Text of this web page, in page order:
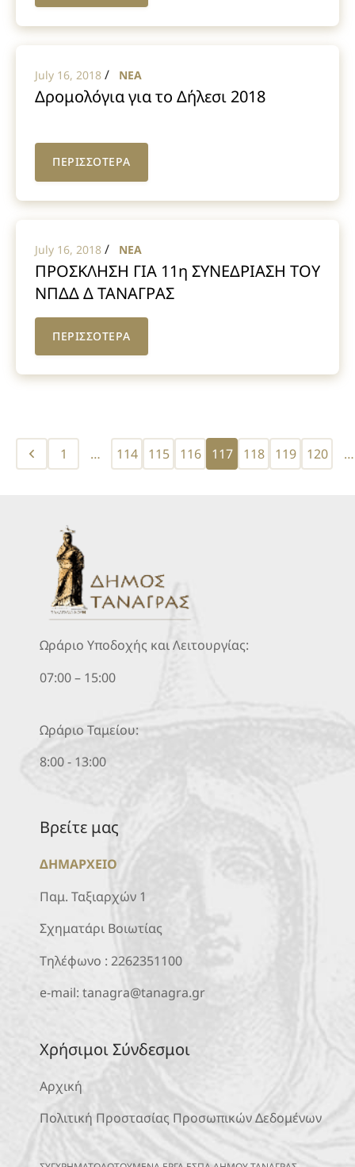
July 16, 2018 / NEA
Δρομολόγια για το Δήλεσι 2018
ΠΕΡΙΣΣΟΤΕΡΑ
July 16, 2018 / NEA
ΠΡΟΣΚΛΗΣΗ ΓΙΑ 11η ΣΥΝΕΔΡΙΑΣΗ ΤΟΥ
ΝΠΔΔ Δ ΤΑΝΑΓΡΑΣ
ΠΕΡΙΣΣΟΤΕΡΑ
Posts
1 … 114 115 116 117 118 119 120 …
Ωράριο Υποδοχής και Λειτουργίας:
07:00 – 15:00
Ωράριο Ταμείου:
8:00 - 13:00
Βρείτε μας
ΔΗΜΑΡΧΕΙΟ
Παμ. Ταξιαρχών 1
Σχηματάρι Βοιωτίας
Τηλέφωνο : 2262351100
e-mail: tanagra@tanagra.gr
Χρήσιμοι Σύνδεσμοι
Αρχική
Πολιτική Προστασίας Προσωπικών Δεδομένων